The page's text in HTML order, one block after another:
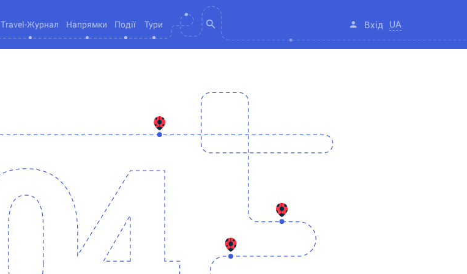
Travel-Журнал Напрямки Події Тури Вхід UA